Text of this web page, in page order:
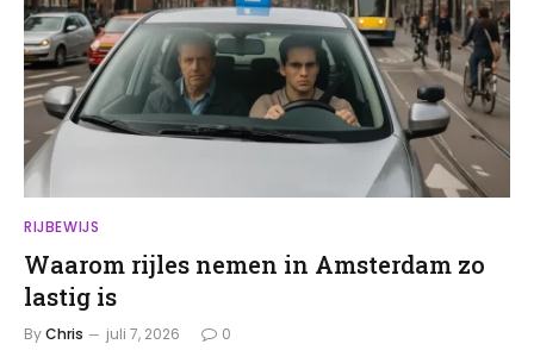
RIJBEWIJS
Waarom rijles nemen in Amsterdam zo
lastig is
ByChris juli 7, 2026 0